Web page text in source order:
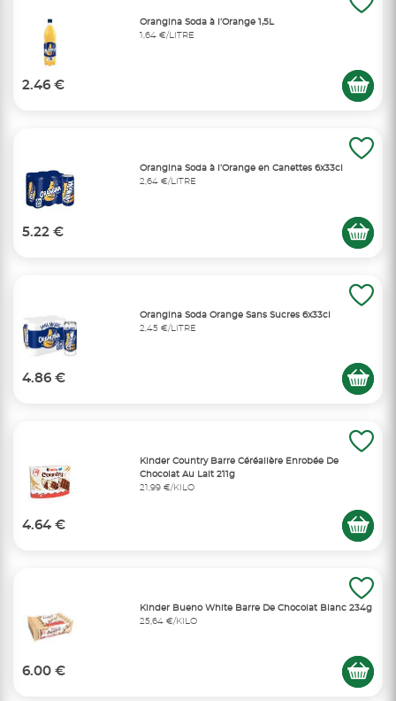
Orangina Soda à l’Orange 1,5L
1,64 €/LITRE
2.46 €
Orangina Soda à l’Orange en Canettes 6x33cl
2,64 €/LITRE
5.22 €
Orangina Soda Orange Sans Sucres 6x33cl
2,45 €/LITRE
4.86 €
Kinder Country Barre Céréalière Enrobée De
Chocolat Au Lait 211g
21,99 €/KILO
4.64 €
Kinder Bueno White Barre De Chocolat Blanc 234g
25,64 €/KILO
6.00 €